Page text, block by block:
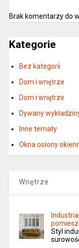
Brak komentarzy do
Kategorie
Bez kategorii
Dom i wnętrze
Dom i wnętrze
Dywany
Inne tematy
Okna osłony
Wnętrze
Styl